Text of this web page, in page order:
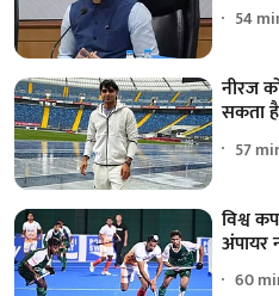
54
नीरज
सकता
57
विश्व
अंपायर
60